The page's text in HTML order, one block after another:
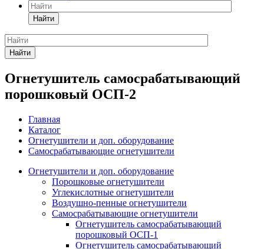
Найти
Найти
Огнетушитель самосрабатывающий
порошковый ОСП-2
Главная
Каталог
Огнетушители и доп. оборудование
Самосрабатывающие огнетушители
Огнетушители и доп. оборудование
Порошковые огнетушители
Углекислотные огнетушители
Воздушно-пенные огнетушители
Самосрабатывающие огнетушители
Огнетушитель самосрабатывающий
порошковый ОСП-1
Огнетушитель самосрабатывающий